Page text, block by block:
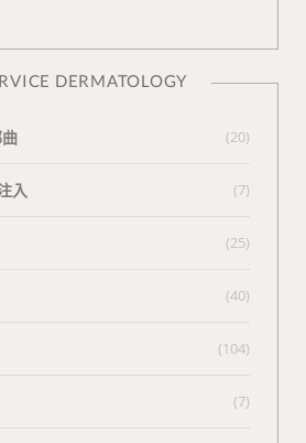
DERMATOLOGY
(20)
入 (7)
(25)
(40)
(104)
(7)